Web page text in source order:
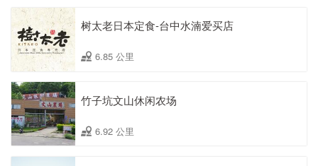
树太老日本定食-台中水湳爱买店
6.85 公里
竹子坑文山休闲农场
6.92 公里